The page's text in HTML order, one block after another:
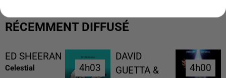
RÉCEMMENT DIFFUSÉ
ED SHEERAN
Celestial 4h03
4h03
DAVID
GUETTA &
4h00
4h00